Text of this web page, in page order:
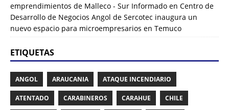
emprendimientos de Malleco - Sur Informado en Centro de
Desarrollo de Negocios Angol de Sercotec inaugura un
nuevo espacio para microempresarios en Temuco
ETIQUETAS
ANGOL ARAUCANIA ATAQUE INCENDIARIO
ATENTADO CARABINEROS CARAHUE CHILE